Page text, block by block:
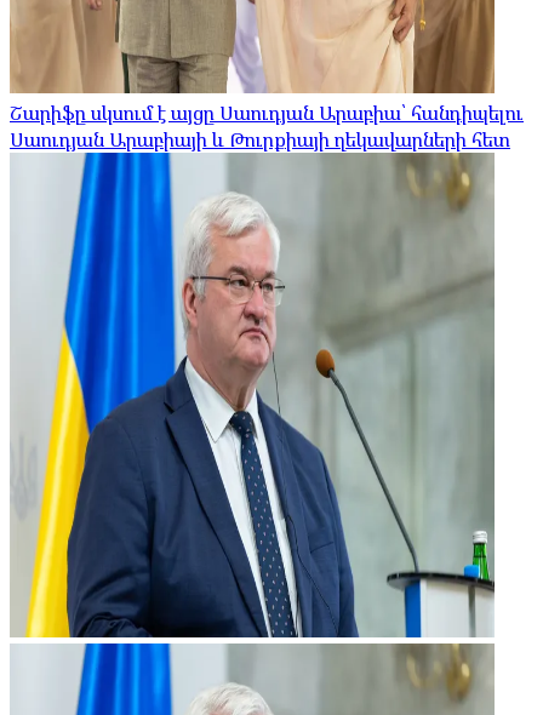
Շարիֆը սկսում է այցը Սաուդյան Արաբիա՝ հանդիպելու
Սաուդյան Արաբիայի և Թուրքիայի ղեկավարների հետ